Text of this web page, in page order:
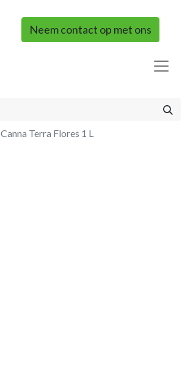
Neem contact op met ons
Canna Terra Flores 1 L